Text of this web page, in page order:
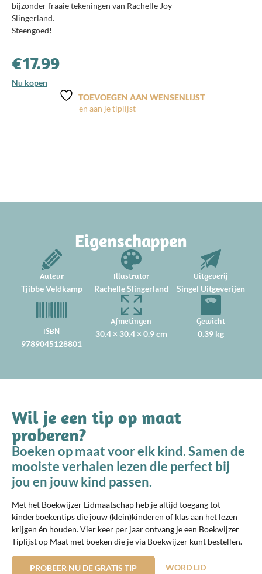
bijzonder fraaie tekeningen van Rachelle Joy
Slingerland.
Steengoed!
€17.99
Nu kopen
TOEVOEGEN AAN WENSENLIJST
Eigenschappen
Auteur
Tjibbe Veldkamp
Illustrator
Rachelle Slingerland
Uitgeverij
Singel Uitgeverijen
ISBN
9789045128801
Afmetingen
30.4 × 30.4 × 0.9 cm
Gewicht
0.39 kg
Wil je een tip op maat
proberen?
Boeken op maat voor elk kind. Samen de
mooiste verhalen lezen die perfect bij
jou en jouw kind passen.
Met het Boekwijzer Lidmaatschap heb je altijd toegang tot
kinderboekentips die jouw (klein)kinderen of klas aan het lezen
krijgen én houden. Vier keer per jaar ontvang je een Boekwijzer
Tiplijst op Maat met boeken die je via Boekwijzer kunt bestellen.
PROBEER NU DE GRATIS TIP WORD LID